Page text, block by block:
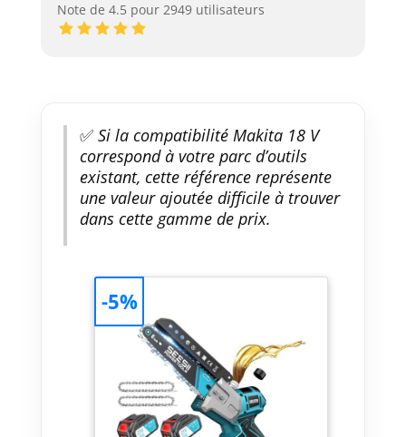
pratiques.
accompagner
dans tous vos
travaux de coupe
Note de 4.5 pour 2949 utilisateurs
✅Si la compatibilité Makita 18 V
correspond à votre parc d’outils
existant, cette référence représente
une valeur ajoutée difficile à trouver
dans cette gamme de prix.
-5%